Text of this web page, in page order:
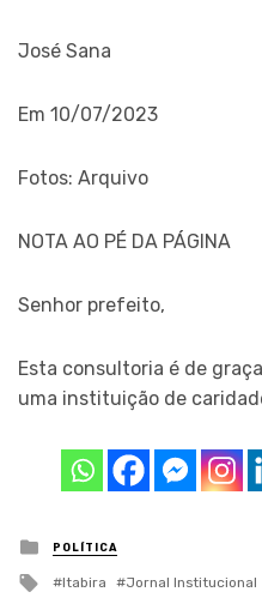
José Sana
Em 10/07/2023
Fotos: Arquivo
NOTA AO PÉ DA PÁGINA
Senhor prefeito,
Esta consultoria é de
uma instituição de
Posted
in
POLÍTICA
Tagged
Itabira Jornal Institucional